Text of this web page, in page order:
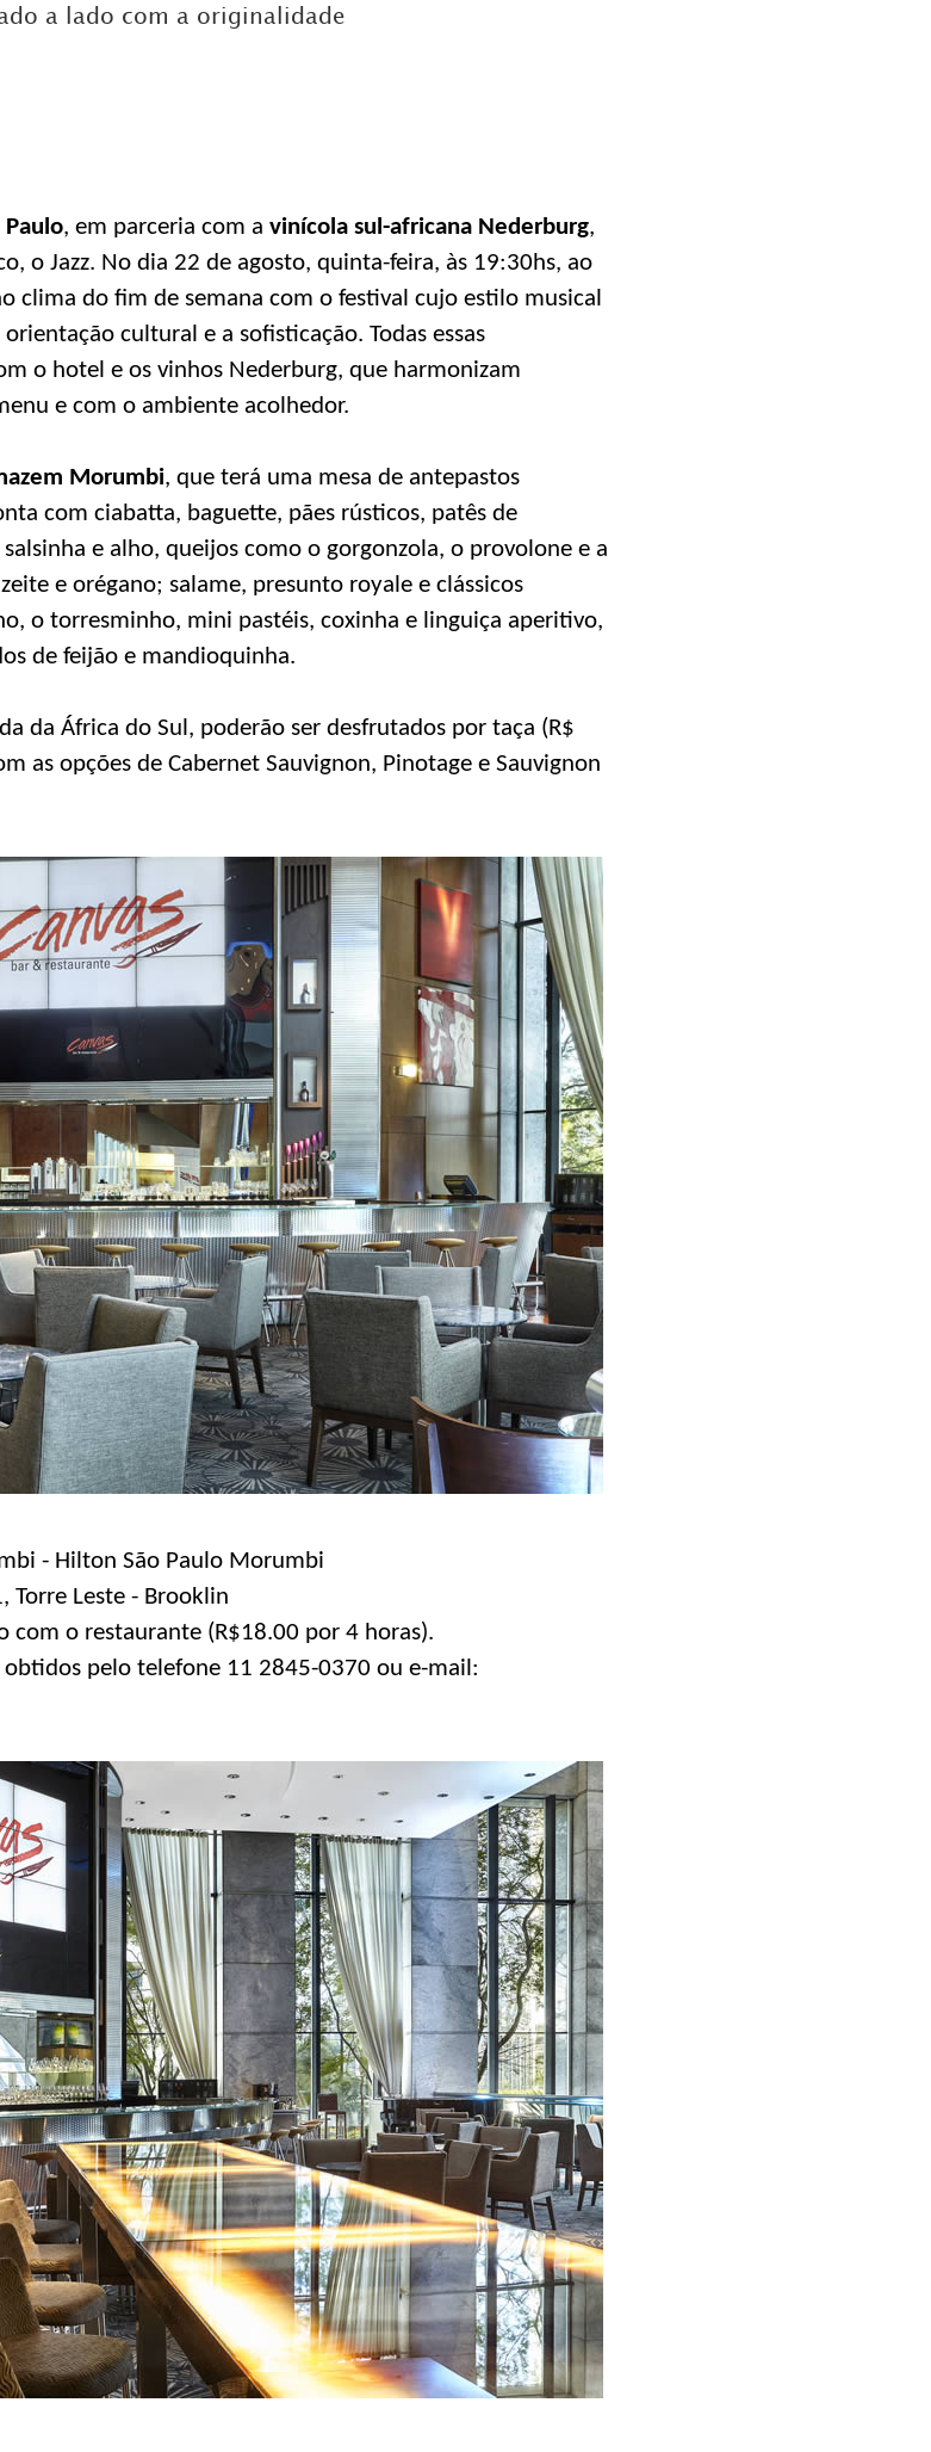
a lado com a originalidade
Paulo, em parceria com a vinícola sul-africana Nederburg,
o Jazz. No dia 22 de agosto, quinta-feira, às 19:30hs, ao
clima do fim de semana com o festival cujo estilo musical
cultural e a sofisticação. Todas essas
o hotel e os vinhos Nederburg, que harmonizam
e com o ambiente acolhedor.
Morumbi, que terá uma mesa de antepastos
com ciabatta, baguette, pães rústicos, patês de
e alho, queijos como o gorgonzola, o provolone e a
e orégano; salame, presunto royale e clássicos
o torresminho, mini pastéis, coxinha e linguiça aperitivo,
de feijão e mandioquinha.
da África do Sul, poderão ser desfrutados por taça (R$
as opções de Cabernet Sauvignon, Pinotage e Sauvignon
- Hilton São Paulo Morumbi
Torre Leste - Brooklin
com o restaurante (R$18.00 por 4 horas).
obtidos pelo telefone 11 2845-0370 ou e-mail: